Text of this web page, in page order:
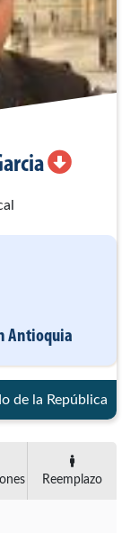
Antioquia
de la República
Reemplazo